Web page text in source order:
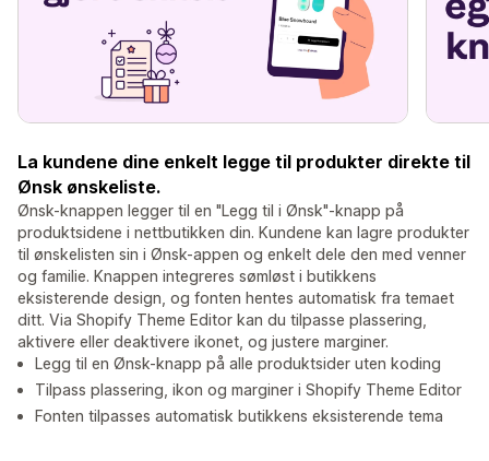
La kundene dine enkelt legge til produkter direkte til
Ønsk ønskeliste.
Ønsk-knappen legger til en "Legg til i Ønsk"-knapp på
produktsidene i nettbutikken din. Kundene kan lagre produkter
til ønskelisten sin i Ønsk-appen og enkelt dele den med venner
og familie. Knappen integreres sømløst i butikkens
eksisterende design, og fonten hentes automatisk fra temaet
ditt. Via Shopify Theme Editor kan du tilpasse plassering,
aktivere eller deaktivere ikonet, og justere marginer.
Legg til en Ønsk-knapp på alle produktsider uten koding
Tilpass plassering, ikon og marginer i Shopify Theme Editor
Fonten tilpasses automatisk butikkens eksisterende tema